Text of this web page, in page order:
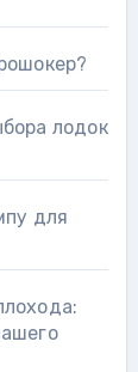
лодок
для